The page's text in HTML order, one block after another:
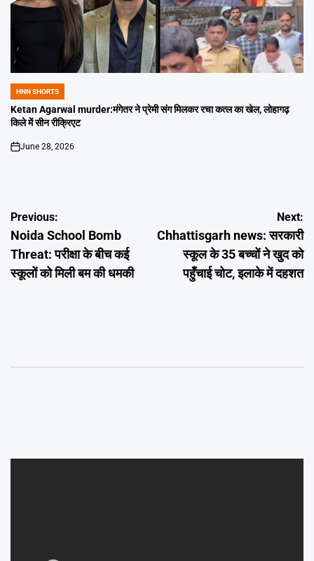
POSTED
IN
HNN SHORTS
Ketan Agarwal murder:मंगेतर ने प्रेमी संग मिलकर रचा कत्ल का खेल, लोहागढ़
किले में सीन रीक्रिएट
on
June 28, 2026
Post
navigation
Previous:
Noida School Bomb
Threat: परीक्षा के बीच कई
स्कूलों को मिली बम की धमकी
Next:
Chhattisgarh news: सरकारी
स्कूल के 35 बच्चों ने खुद को
पहुँचाई चोट, इलाके में दहशत